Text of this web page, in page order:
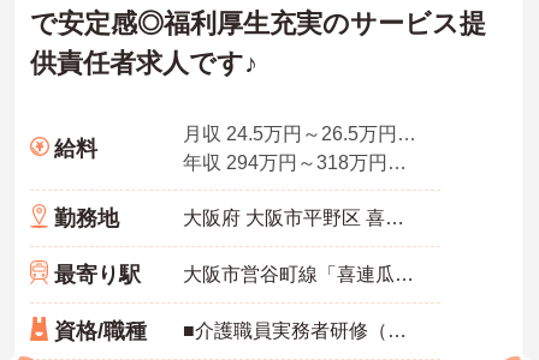
で安定感◎福利厚生充実のサービス提
供責任者求人です♪
給料
月収 24.5万円～26.5万円程度（諸手当込み）※介護福祉士モデル
年収 294万円～318万円程度（別途賞与付与）
勤務地 大阪府 大阪市平野区 喜連2-6-31 安尾ビル201号室
最寄り駅 大阪市営谷町線「喜連瓜破駅」徒歩2分
資格/職種 ■介護職員実務者研修（旧ヘルパー1級）修了以上 ■訪問介護経験必須 ※年数不問